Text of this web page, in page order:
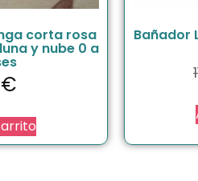
corta rosa
y nube 0 a
€
Bañador